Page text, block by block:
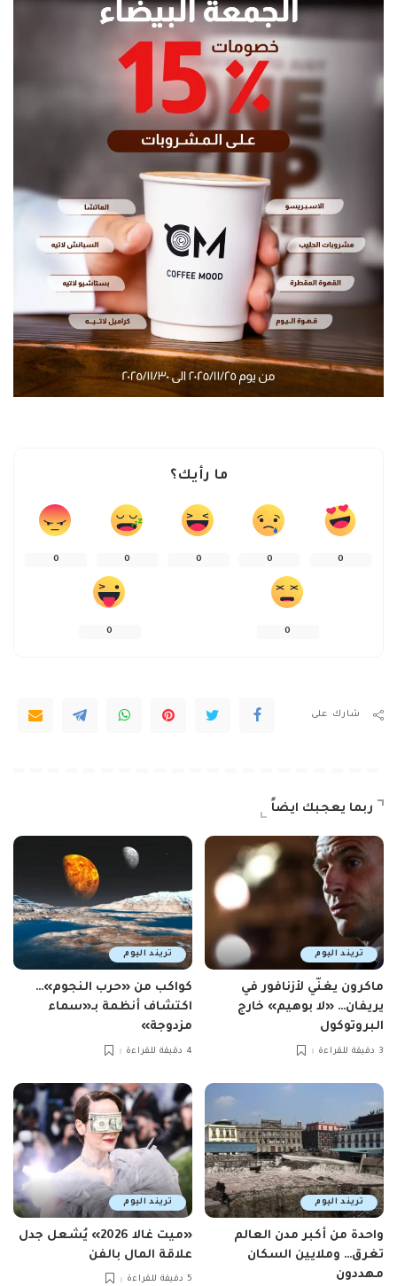
ما رأيك؟
0
0
0
0
0
0
0
شارك على
ربما يعجبك ايضاً
تريند اليوم
ماكرون يغنّي لأزنافور في
يريفان… «لا بوهيم» خارج
البروتوكول
3 دقيقة للقراءة
تريند اليوم
كواكب من «حرب النجوم»…
اكتشاف أنظمة بـ«سماء
مزدوجة»
4 دقيقة للقراءة
تريند اليوم
واحدة من أكبر مدن العالم
تغرق… وملايين السكان
مهددون
تريند اليوم
«ميت غالا 2026» يُشعل جدل
علاقة المال بالفن
5 دقيقة للقراءة